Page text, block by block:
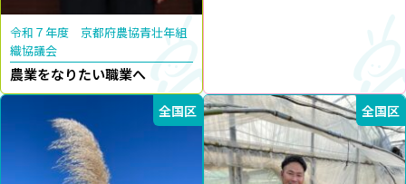
令和７年度 京都府農協青壮年組
織協議会
農業をなりたい職業へ
全国区 全国区